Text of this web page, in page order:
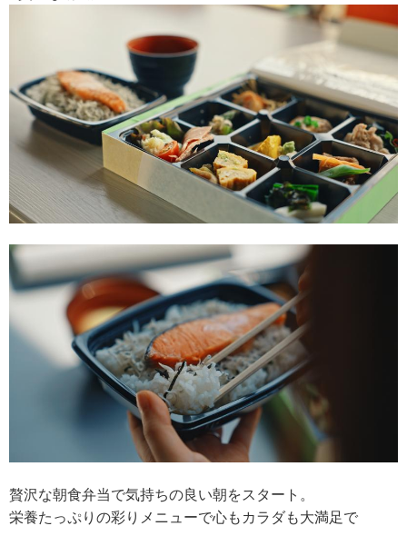
贅沢な朝食弁当で気持ちの良い朝をスタート。
栄養たっぷりの彩りメニューで心もカラダも大満足で